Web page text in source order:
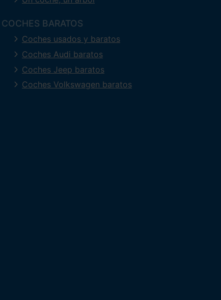
COCHES BARATOS
Coches usados y baratos
Coches Audi baratos
Coches Jeep baratos
Coches Volkswagen baratos